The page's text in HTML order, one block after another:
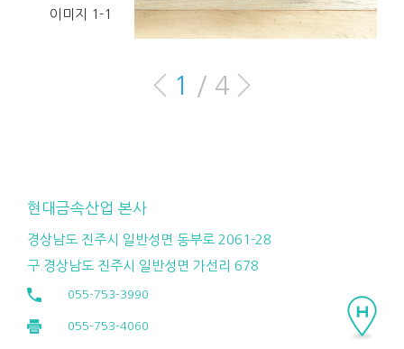
이미지 1-1
1 / 4
현대금속산업 본사
경상남도 진주시 일반성면 동부로 2061-28
구.경상남도 진주시 일반성면 가선리 678
055-753-3990
055-753-4060